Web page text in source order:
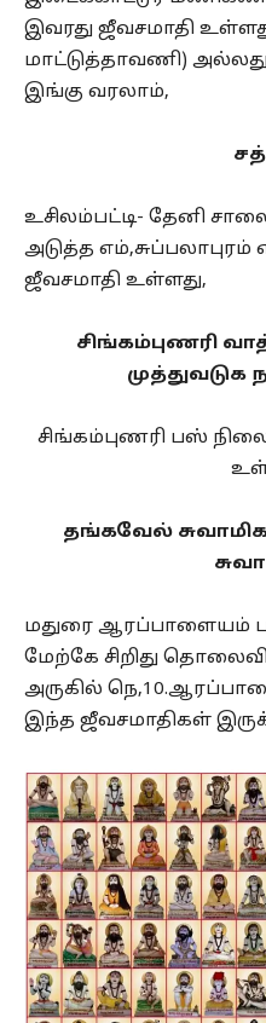
இவரது ஜீவசமாதி
மாட்டுத்தாவணி) அல்லது
இங்கு வரலாம்,
உசிலம்பட்டி- தேனி
அடுத்த
ஜீவசமாதி உள்ளது,
சிங்கம்புணரி
முத்துவடுக
சிங்கம்புணரி பஸ்
தங்கவேல்
மதுரை ஆரப்பாளையம்
மேற்கே சிறிது
அருகில்
இந்த ஜீவசமாதிகள்